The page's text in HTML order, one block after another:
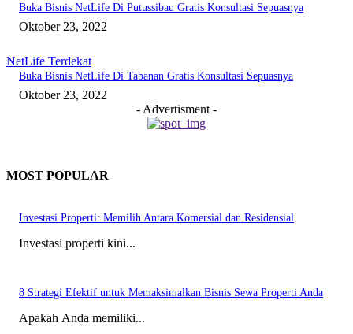
Buka Bisnis NetLife Di Putussibau Gratis Konsultasi Sepuasnya
Oktober 23, 2022
NetLife Terdekat
Buka Bisnis NetLife Di Tabanan Gratis Konsultasi Sepuasnya
Oktober 23, 2022
- Advertisment -
MOST POPULAR
Investasi Properti: Memilih Antara Komersial dan Residensial
Investasi properti kini...
8 Strategi Efektif untuk Memaksimalkan Bisnis Sewa Properti Anda
Apakah Anda memiliki...